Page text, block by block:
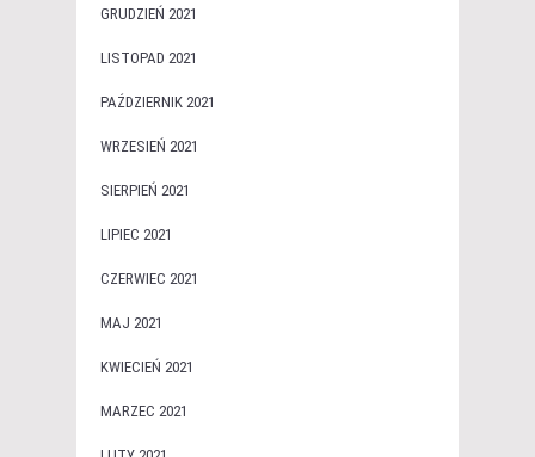
GRUDZIEŃ 2021
LISTOPAD 2021
PAŹDZIERNIK 2021
WRZESIEŃ 2021
SIERPIEŃ 2021
LIPIEC 2021
CZERWIEC 2021
MAJ 2021
KWIECIEŃ 2021
MARZEC 2021